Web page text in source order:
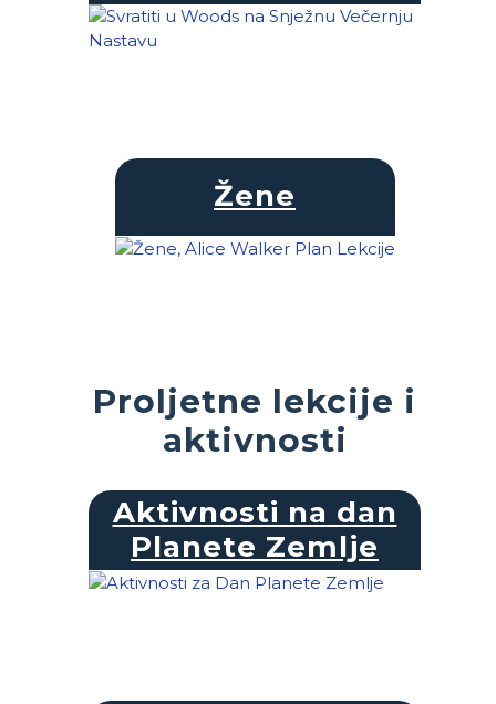
Žene
Proljetne lekcije i
aktivnosti
Aktivnosti na dan
Planete Zemlje